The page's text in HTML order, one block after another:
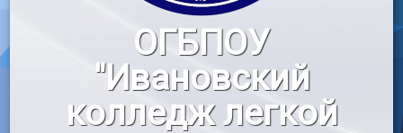
Воспитательная работа
«Профессионалы»ОГБПОУ
"Ивановский
колледж легкой